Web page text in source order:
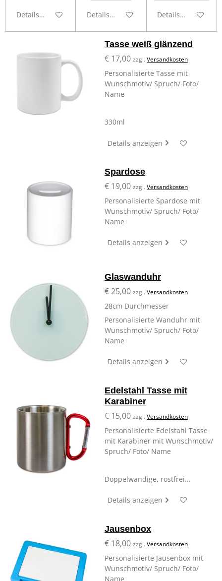
Details anzeigen Details anzeigen Details anzeigen
Tasse weiß glänzend
€ 17,00 zzgl. Versandkosten
Personalisierte Tasse mit
Wunschmotiv/ Spruch/ Foto/
Name
330ml
Details anzeigen
Spardose
€ 19,00 zzgl. Versandkosten
Personalisierte Spardose mit
Wunschmotiv/ Spruch/ Foto/
Name
Details anzeigen
Glaswanduhr
€ 25,00 zzgl. Versandkosten
28cm Durchmesser
Personalisierte Wanduhr mit
Wunschmotiv/ Spruch/ Foto/
Name
Details anzeigen
Edelstahl Tasse mit
Karabiner
€ 15,00 zzgl. Versandkosten
Personalisierte Edelstahl Tasse
mit Karabiner mit Wunschmotiv/
Spruch/ Foto/ Name
Doppelwandige, rostfrei...
Details anzeigen
Jausenbox
€ 18,00 zzgl. Versandkosten
Personalisierte Jausenbox mit
Wunschmotiv/ Spruch/ Foto/
Name